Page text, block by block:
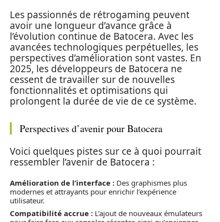
Les passionnés de rétrogaming peuvent
avoir une longueur d’avance grâce à
l’évolution continue de Batocera. Avec les
avancées technologiques perpétuelles, les
perspectives d’amélioration sont vastes. En
2025, les développeurs de Batocera ne
cessent de travailler sur de nouvelles
fonctionnalités et optimisations qui
prolongent la durée de vie de ce système.
Perspectives d’avenir pour Batocera
Voici quelques pistes sur ce à quoi pourrait
ressembler l’avenir de Batocera :
Amélioration de l’interface : Des graphismes plus
modernes et attrayants pour enrichir l’expérience
utilisateur.
Compatibilité accrue : L’ajout de nouveaux émulateurs